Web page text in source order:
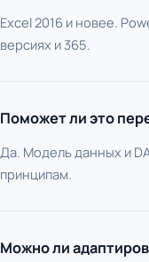
Excel 2016 и новее.
версиях и 365.
Поможет ли это
Да. Модель данных и
принципам.
Можно ли